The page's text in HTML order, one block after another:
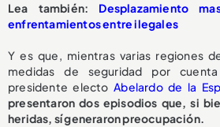
Lea también: Desplazamiento
enfrentamientos entre ilegales
Y es que, mientras varias regiones
medidas de seguridad por
presidente electoAbelardo de la
presentaron dos episodios que, si
heridas, sí generaron preocupación.